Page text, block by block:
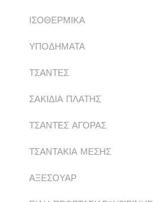
ΙΣΟΘΕΡΜΙΚΑ
ΥΠΟΔΗΜΑΤΑ
ΤΣΑΝΤΕΣ
ΣΑΚΙΔΙΑ ΠΛΑΤΗΣ
ΤΣΑΝΤΕΣ ΑΓΟΡΑΣ
ΤΣΑΝΤΑΚΙΑ ΜΕΣΗΣ
ΑΞΕΣΟΥΑΡ